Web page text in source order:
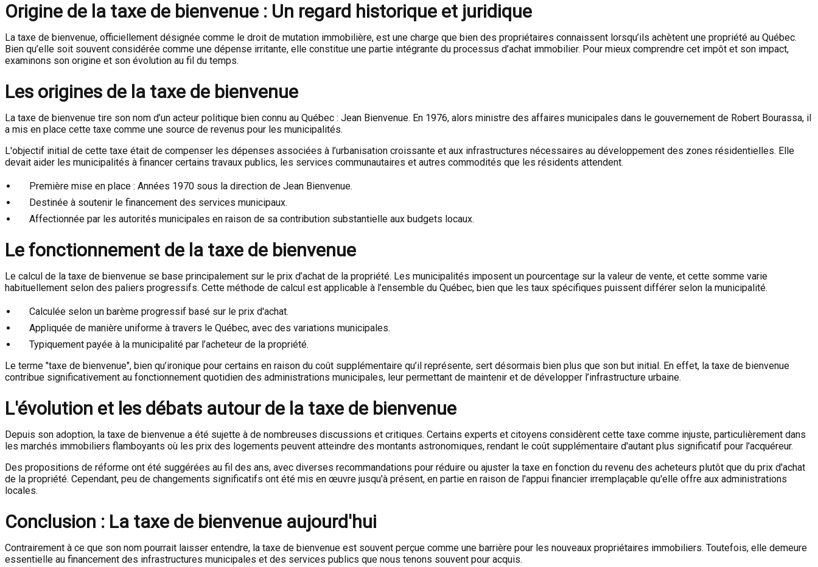
Origine de la taxe de bienvenue : Un regard historique et juridique
La taxe de bienvenue, officiellement désignée comme le droit de mutation immobilière, est une charge que bien des propriétaires connaissent lorsqu’ils achètent une propriété au Québec.
Bien qu’elle soit souvent considérée comme une dépense irritante, elle constitue une partie intégrante du processus d’achat immobilier. Pour mieux comprendre cet impôt et son impact,
examinons son origine et son évolution au fil du temps.
Les origines de la taxe de bienvenue
La taxe de bienvenue tire son nom d’un acteur politique bien connu au Québec : Jean Bienvenue. En 1976, alors ministre des affaires municipales dans le gouvernement de Robert Bourassa, il
a mis en place cette taxe comme une source de revenus pour les municipalités.
L'objectif initial de cette taxe était de compenser les dépenses associées à l’urbanisation croissante et aux infrastructures nécessaires au développement des zones résidentielles. Elle
devait aider les municipalités à financer certains travaux publics, les services communautaires et autres commodités que les résidents attendent.
Première mise en place : Années 1970 sous la direction de Jean Bienvenue.
Destinée à soutenir le financement des services municipaux.
Affectionnée par les autorités municipales en raison de sa contribution substantielle aux budgets locaux.
Le fonctionnement de la taxe de bienvenue
Le calcul de la taxe de bienvenue se base principalement sur le prix d’achat de la propriété. Les municipalités imposent un pourcentage sur la valeur de vente, et cette somme varie
habituellement selon des paliers progressifs. Cette méthode de calcul est applicable à l’ensemble du Québec, bien que les taux spécifiques puissent différer selon la municipalité.
Calculée selon un barème progressif basé sur le prix d'achat.
Appliquée de manière uniforme à travers le Québec, avec des variations municipales.
Typiquement payée à la municipalité par l’acheteur de la propriété.
Le terme "taxe de bienvenue", bien qu’ironique pour certains en raison du coût supplémentaire qu’il représente, sert désormais bien plus que son but initial. En effet, la taxe de bienvenue
contribue significativement au fonctionnement quotidien des administrations municipales, leur permettant de maintenir et de développer l’infrastructure urbaine.
L'évolution et les débats autour de la taxe de bienvenue
Depuis son adoption, la taxe de bienvenue a été sujette à de nombreuses discussions et critiques. Certains experts et citoyens considèrent cette taxe comme injuste, particulièrement dans
les marchés immobiliers flamboyants où les prix des logements peuvent atteindre des montants astronomiques, rendant le coût supplémentaire d'autant plus significatif pour l'acquéreur.
Des propositions de réforme ont été suggérées au fil des ans, avec diverses recommandations pour réduire ou ajuster la taxe en fonction du revenu des acheteurs plutôt que du prix d'achat
de la propriété. Cependant, peu de changements significatifs ont été mis en œuvre jusqu'à présent, en partie en raison de l'appui financier irremplaçable qu'elle offre aux administrations
locales.
Conclusion : La taxe de bienvenue aujourd'hui
Contrairement à ce que son nom pourrait laisser entendre, la taxe de bienvenue est souvent perçue comme une barrière pour les nouveaux propriétaires immobiliers. Toutefois, elle demeure
essentielle au financement des infrastructures municipales et des services publics que nous tenons souvent pour acquis.